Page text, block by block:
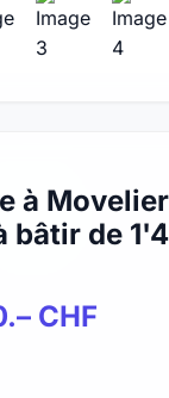
à Movelier
bâtir de
CHF